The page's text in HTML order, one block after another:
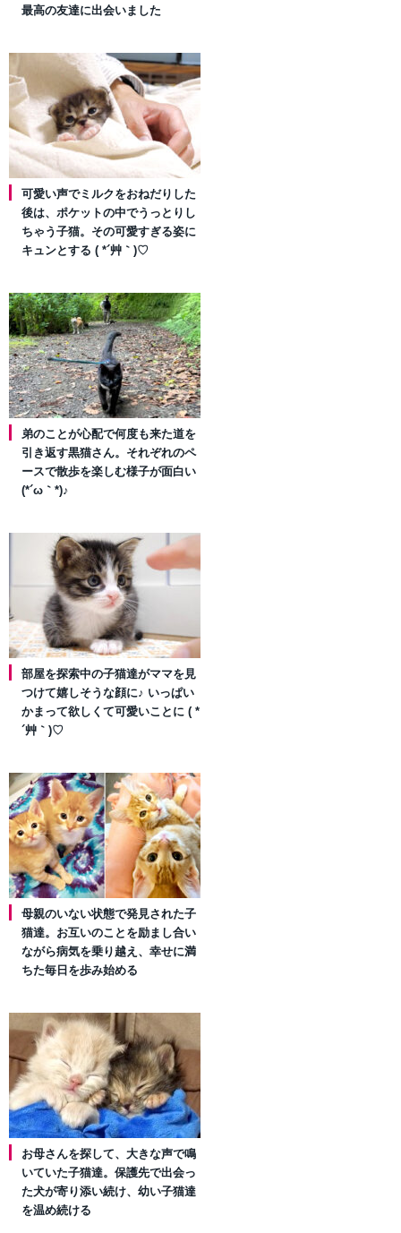
最高の友達に出会いました
可愛い声でミルクをおねだりした
後は、ポケットの中でうっとりし
ちゃう子猫。その可愛すぎる姿に
キュンとする ( *´艸｀)♡
弟のことが心配で何度も来た道を
引き返す黒猫さん。それぞれのペ
ースで散歩を楽しむ様子が面白い
(*´ω｀*)♪
部屋を探索中の子猫達がママを見
つけて嬉しそうな顔に♪ いっぱい
かまって欲しくて可愛いことに ( *
´艸｀)♡
母親のいない状態で発見された子
猫達。お互いのことを励まし合い
ながら病気を乗り越え、幸せに満
ちた毎日を歩み始める
お母さんを探して、大きな声で鳴
いていた子猫達。保護先で出会っ
た犬が寄り添い続け、幼い子猫達
を温め続ける